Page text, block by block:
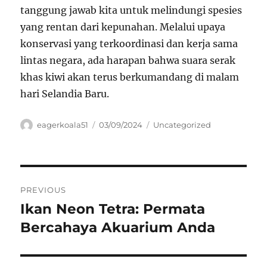
tanggung jawab kita untuk melindungi spesies
yang rentan dari kepunahan. Melalui upaya
konservasi yang terkoordinasi dan kerja sama
lintas negara, ada harapan bahwa suara serak
khas kiwi akan terus berkumandang di malam
hari Selandia Baru.
Author
eagerkoala51
Posted
03/09/2024 Categories
Uncategorized
pos
PREVIOUS
Previous
post:
Ikan Neon Tetra: Permata
Bercahaya Akuarium Anda